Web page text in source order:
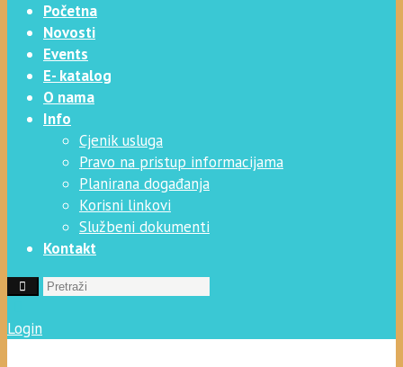
Početna
Novosti
Events
E- katalog
O nama
Info
Cjenik usluga
Pravo na pristup informacijama
Planirana događanja
Korisni linkovi
Službeni dokumenti
Kontakt
Login